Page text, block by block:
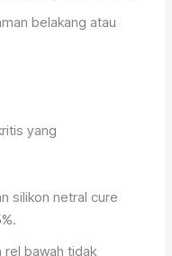
belakang atau
yang
silikon netral cure
rel bawah tidak